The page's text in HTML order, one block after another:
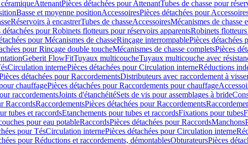
AttenantPièces détachées pour AttenantTubes de chasse pour
Basse et moyenne positionAccessoiresPièces détachées pour
Réservoirs à encastrerTubes de chasseAccessoiresMécanismes de chasse
détachées pour Robinets flotteurs pour réservoirs apparentsRobinets
pour Mécanismes de chasseRinçage interrompablePièces détachées
pour Rinçage double toucheMécanismes de chasse completsPièces
Geberit FlowFitTuyaux multicoucheTuyaux multicouche avec
Circulation internePièces détachées pour Circulation interneRéductions
détachées pour RaccordementsDistributeurs avec raccordement à
chauffagePièces détachées pour Raccordements pour chauffage
raccordementsJoints d'étanchéitéSets de vis pour assemblages à bride
RaccordsRaccordementsPièces détachées pour Raccordements
tubes et raccordsEtanchements pour tubes et raccordsFixations pour tubes
pour eau potableRaccordsPièces détachées pour RaccordsManchons
pour TésCirculation internePièces détachées pour Circulation interne
pour Réductions et raccordements, démontablesObturateursPièces